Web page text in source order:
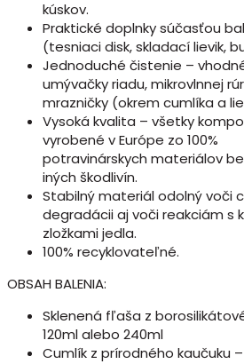
kúskov.
Praktické doplnky súčasťou
(tesniaci disk, skladací lievik,
Jednoduché čistenie –
umývačky riadu, mikrovlnnej
mrazničky (okrem cumlíka a
Vysoká kvalita – všetky
vyrobené v Európe zo 100%
potravinárskych materiálov
iných škodlivín.
Stabilný materiál odolný voči
degradácii aj voči reakciám s
zložkami jedla.
100% recyklovateľné.
OBSAH BALENIA:
Sklenená fľaša z
120ml alebo 240ml
Cumlík z prírodného kaučuku